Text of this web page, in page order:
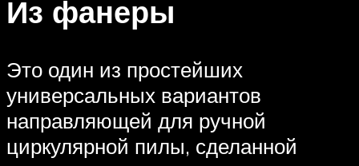
Из фанеры
Это один из простейших
универсальных вариантов
направляющей для ручной
циркулярной пилы, сделанной